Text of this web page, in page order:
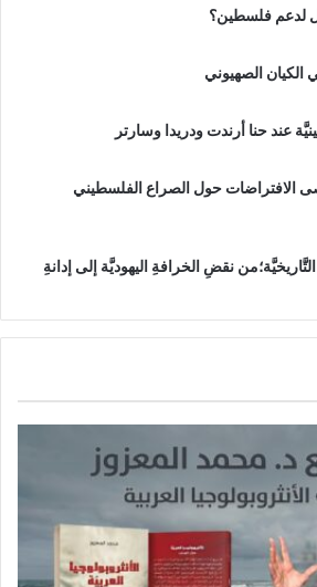
لدعم فلسطين؟
الكيان الصهيوني
عند حنا أرندت ودريدا وسارتر
الافتراضات حول الصراع الفلسطيني
نقضِ الخرافةِ اليهوديَّة إلى إدانةِ